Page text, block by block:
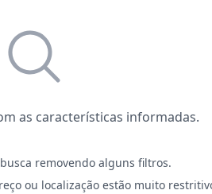
as características informadas.
removendo alguns filtros.
ou localização estão muito